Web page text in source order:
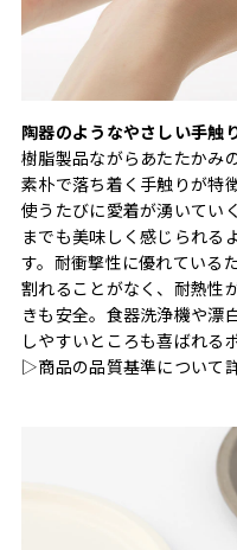
陶器のようなやさしい手触
樹脂製品ながらあたたかみ
素朴で落ち着く手触りが特
使うたびに愛着が湧いてい
までも美味しく感じられる
す。耐衝撃性に優れている
割れることがなく、耐熱性
きも安全。食器洗浄機や漂
しやすいところも喜ばれる
▷商品の品質基準について